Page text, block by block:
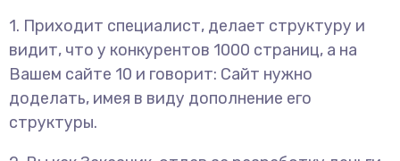
1. Приходит специалист, делает структуру и
видит, что у конкурентов 1000 страниц, а на
Вашем сайте 10 и говорит: Сайт нужно
доделать, имея в виду дополнение его
структуры.